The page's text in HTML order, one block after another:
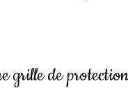
grille de